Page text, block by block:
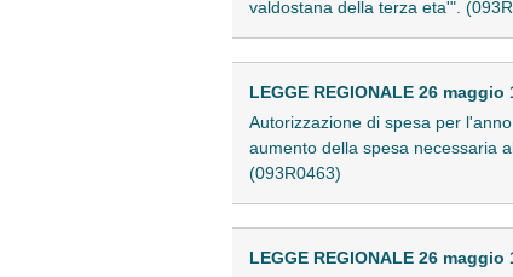
valdostana della terza eta'".
LEGGE REGIONALE 26 maggio
Autorizzazione di spesa per
aumento della spesa necessaria
(093R0463)
LEGGE REGIONALE 26 maggio